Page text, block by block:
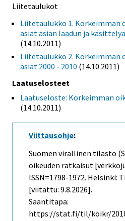
Liitetaulukot
Liitetaulukko 1. Korkeimman
asiat asian laadun ja
(14.10.2011)
Liitetaulukko 2. Korkeimman
asiat 2000 - 2010 (14.10.2011)
Laatuselosteet
Laatuseloste: Korkeimman
(14.10.2011)
Viittausohje:
Suomen virallinen tilasto
oikeuden ratkaisut
ISSN=1798-1972. Helsinki:
[viitattu: 9.8.2026].
Saantitapa:
https://stat.fi/til/koikr/